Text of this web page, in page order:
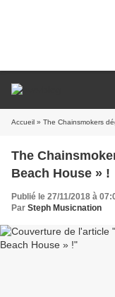
Accueil » The Chainsmokers
The
Beach House » !
Publié le 27/11/2018 à
Par Steph Musicnation